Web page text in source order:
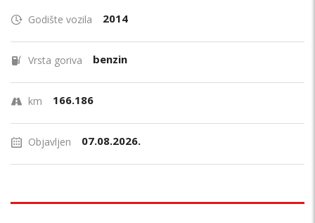
Godište vozila 2014
Vrsta goriva benzin
km 166.186
Objavljen 07.08.2026.